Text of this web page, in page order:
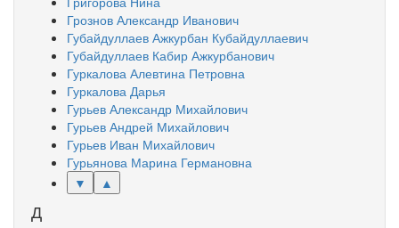
Грознов Александр Иванович
Губайдуллаев Ажкурбан Кубайдуллаевич
Губайдуллаев Кабир Ажкурбанович
Гуркалова Алевтина Петровна
Гуркалова Дарья
Гурьев Александр Михайлович
Гурьев Андрей Михайлович
Гурьев Иван Михайлович
Гурьянова Марина Германовна
▼
▲
Д